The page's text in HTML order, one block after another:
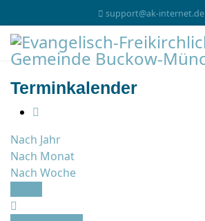
support@ak-internet.de
Terminkalender
Nach Jahr
Nach Monat
Nach Woche